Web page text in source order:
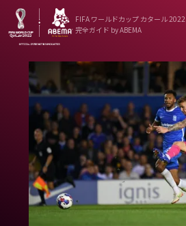
FIFA ワールドカップ カタール 2022
完全ガイド by ABEMA
ニュース
News
出場国
Teams
日本代表
Team Japan